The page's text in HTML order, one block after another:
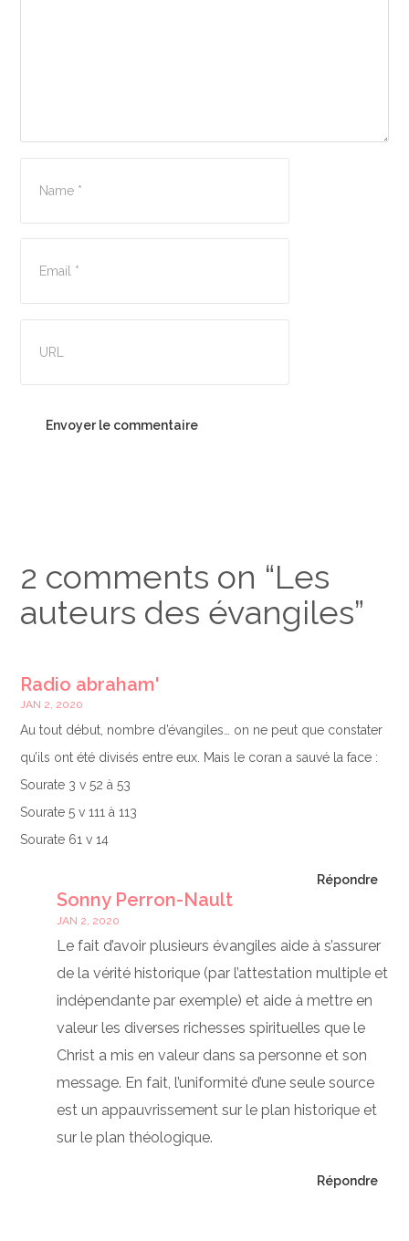
2 comments on “Les
auteurs des évangiles”
Radio abraham'
JAN 2, 2020
Au tout début, nombre d’évangiles… on ne peut que constater
qu’ils ont été divisés entre eux. Mais le coran a sauvé la face :
Sourate 3 v 52 à 53
Sourate 5 v 111 à 113
Sourate 61 v 14
Répondre
Sonny Perron-Nault
JAN 2, 2020
Le fait d’avoir plusieurs évangiles aide à s’assurer
de la vérité historique (par l’attestation multiple et
indépendante par exemple) et aide à mettre en
valeur les diverses richesses spirituelles que le
Christ a mis en valeur dans sa personne et son
message. En fait, l’uniformité d’une seule source
est un appauvrissement sur le plan historique et
sur le plan théologique.
Répondre